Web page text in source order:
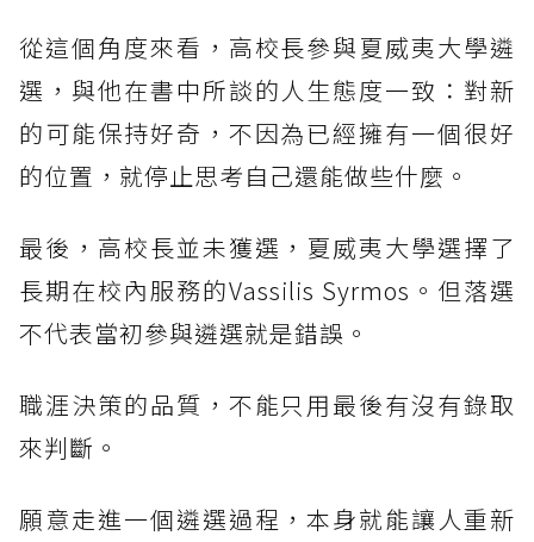
從這個角度來看，高校長參與夏威夷大學遴
選，與他在書中所談的人生態度一致：對新
的可能保持好奇，不因為已經擁有一個很好
的位置，就停止思考自己還能做些什麼。
最後，高校長並未獲選，夏威夷大學選擇了
長期在校內服務的Vassilis Syrmos。但落選
不代表當初參與遴選就是錯誤。
職涯決策的品質，不能只用最後有沒有錄取
來判斷。
願意走進一個遴選過程，本身就能讓人重新